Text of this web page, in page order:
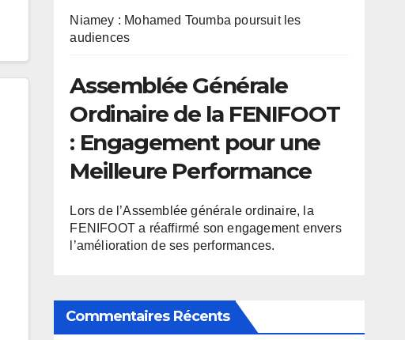
Niamey : Mohamed Toumba poursuit les
audiences
Assemblée Générale
Ordinaire de la FENIFOOT
: Engagement pour une
Meilleure Performance
Lors de l’Assemblée générale ordinaire, la
FENIFOOT a réaffirmé son engagement envers
l’amélioration de ses performances.
Commentaires Récents